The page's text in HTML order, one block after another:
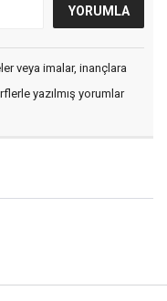
veya imalar, inançlara
yazılmış yorumlar